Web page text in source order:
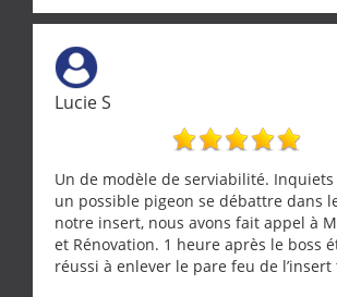
Lucie S
Un de modèle de serviabilité. Inquiets
un possible pigeon se débattre dans
notre insert, nous avons fait appel à
et Rénovation. 1 heure après le boss
réussi à enlever le pare feu de